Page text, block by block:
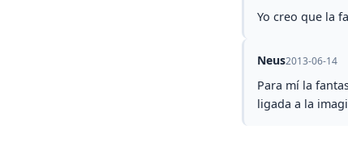
Yo creo que la
Neus2013-06-14
Para mí la
ligada a la